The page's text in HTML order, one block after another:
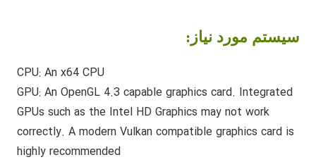
سیستم مورد نیاز:
CPU: An x64 CPU
GPU: An OpenGL 4.3 capable graphics card. Integrated
GPUs such as the Intel HD Graphics may not work
correctly. A modern Vulkan compatible graphics card is
highly recommended